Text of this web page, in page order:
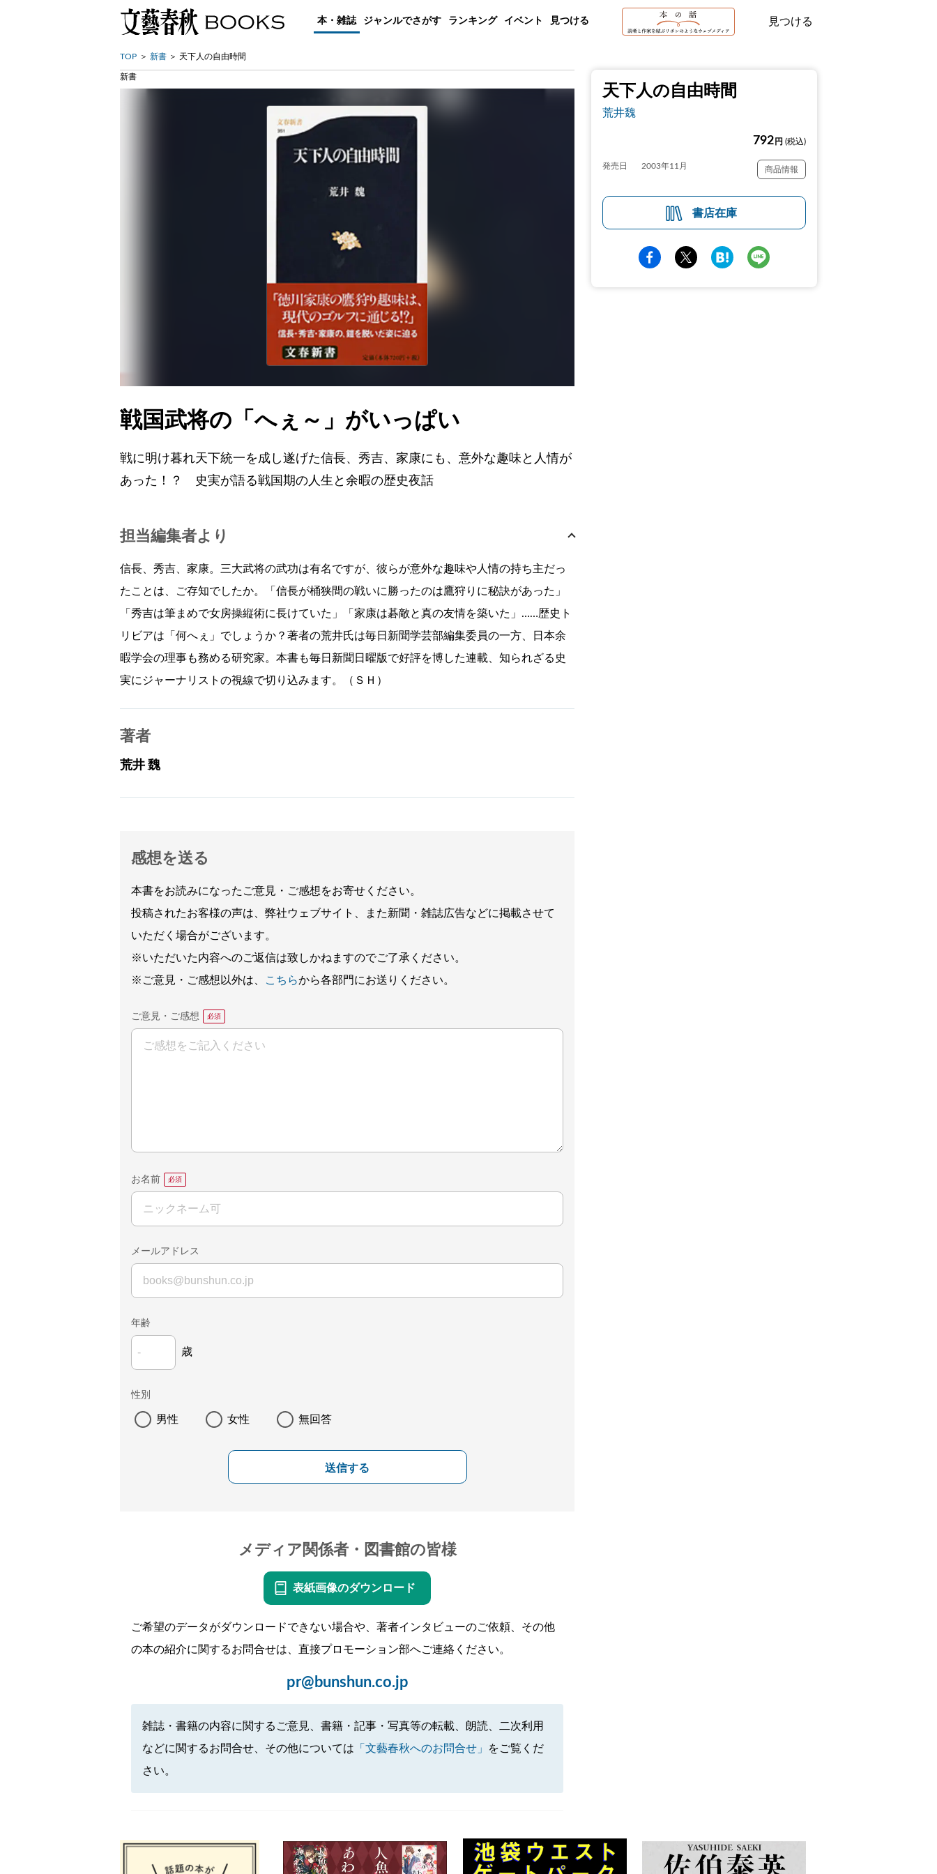
本・雑誌 ジャンルでさがす ランキング イベント 見つける 見つける
TOP 新書 天下人の自由時間
天下人の自由時間
荒井魏
792 円 (税込)
発売日 2003年11月 商品情報
書店在庫
新書
戦国武将の「へぇ～」がいっぱい
戦に明け暮れ天下統一を成し遂げた信長、秀吉、家康にも、意外な趣味と人情が
あった！？ 史実が語る戦国期の人生と余暇の歴史夜話
担当編集者より
信長、秀吉、家康。三大武将の武功は有名ですが、彼らが意外な趣味や人情の持ち主だっ
たことは、ご存知でしたか。「信長が桶狭間の戦いに勝ったのは鷹狩りに秘訣があった」
「秀吉は筆まめで女房操縦術に長けていた」「家康は碁敵と真の友情を築いた」……歴史ト
リビアは「何へぇ」でしょうか？著者の荒井氏は毎日新聞学芸部編集委員の一方、日本余
暇学会の理事も務める研究家。本書も毎日新聞日曜版で好評を博した連載、知られざる史
実にジャーナリストの視線で切り込みます。（ＳＨ）
著者
荒井 魏
感想を送る
本書をお読みになったご意見・ご感想をお寄せください。
投稿されたお客様の声は、弊社ウェブサイト、また新聞・雑誌広告などに掲載させて
いただく場合がございます。
※いただいた内容へのご返信は致しかねますのでご了承ください。
※ご意見・ご感想以外は、
こちらから各部門にお送りください。
ご意見・ご感想
お名前
メールアドレス
年齢
歳
性別
男性 女性 無回答
送信する
メディア関係者・図書館の皆様
表紙画像のダウンロード
ご希望のデータがダウンロードできない場合や、著者インタビューのご依頼、その他
の本の紹介に関するお問合せは、直接プロモーション部へご連絡ください。
pr@bunshun.co.jp
雑誌・書籍の内容に関するご意見、書籍・記事・写真等の転載、朗読、二次利用
などに関するお問合せ、その他については 「文藝春秋へのお問合せ」
をご覧くだ
さい。